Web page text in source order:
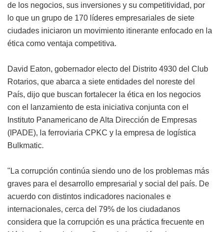
de los negocios, sus inversiones y su competitividad, por
lo que un grupo de 170 líderes empresariales de siete
ciudades iniciaron un movimiento itinerante enfocado en la
ética como ventaja competitiva.
David Eaton, gobernador electo del Distrito 4930 del Club
Rotarios, que abarca a siete entidades del noreste del
País, dijo que buscan fortalecer la ética en los negocios
con el lanzamiento de esta iniciativa conjunta con el
Instituto Panamericano de Alta Dirección de Empresas
(IPADE), la ferroviaria CPKC y la empresa de logística
Bulkmatic.
"La corrupción continúa siendo uno de los problemas más
graves para el desarrollo empresarial y social del país. De
acuerdo con distintos indicadores nacionales e
internacionales, cerca del 79% de los ciudadanos
considera que la corrupción es una práctica frecuente en